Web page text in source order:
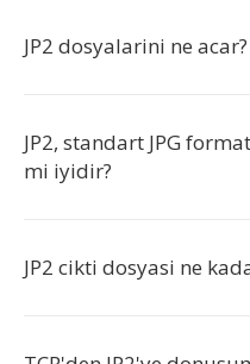
JP2 dosyalarini ne acar?
JP2, standart JPG
mi iyidir?
JP2 cikti dosyasi ne